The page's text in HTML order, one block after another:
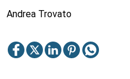
Andrea Trovato